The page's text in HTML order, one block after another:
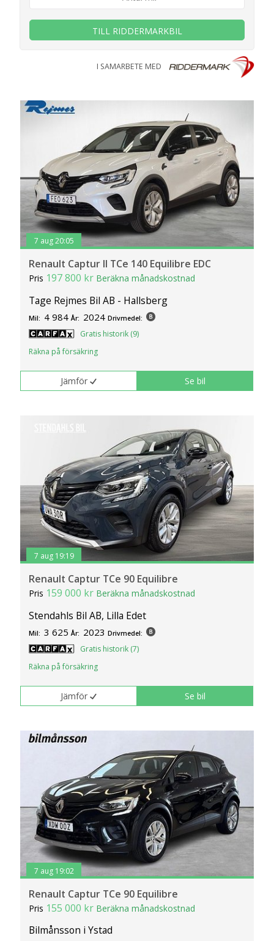
TILL RIDDERMARKBIL
I SAMARBETE MED
7 aug 20:05
Renault Captur II TCe 140 Equilibre EDC
Pris 197 800 kr Beräkna månadskostnad
Tage Rejmes Bil AB - Hallsberg
Mil: 4 984 År: 2024 Drivmedel:
Gratis historik (9)
Räkna på försäkring
Jämför Se bil
7 aug 19:19
Renault Captur TCe 90 Equilibre
Pris 159 000 kr Beräkna månadskostnad
Stendahls Bil AB, Lilla Edet
Mil: 3 625 År: 2023 Drivmedel:
Gratis historik (7)
Räkna på försäkring
Jämför Se bil
7 aug 19:02
Renault Captur TCe 90 Equilibre
Pris 155 000 kr Beräkna månadskostnad
Bilmånsson i Ystad